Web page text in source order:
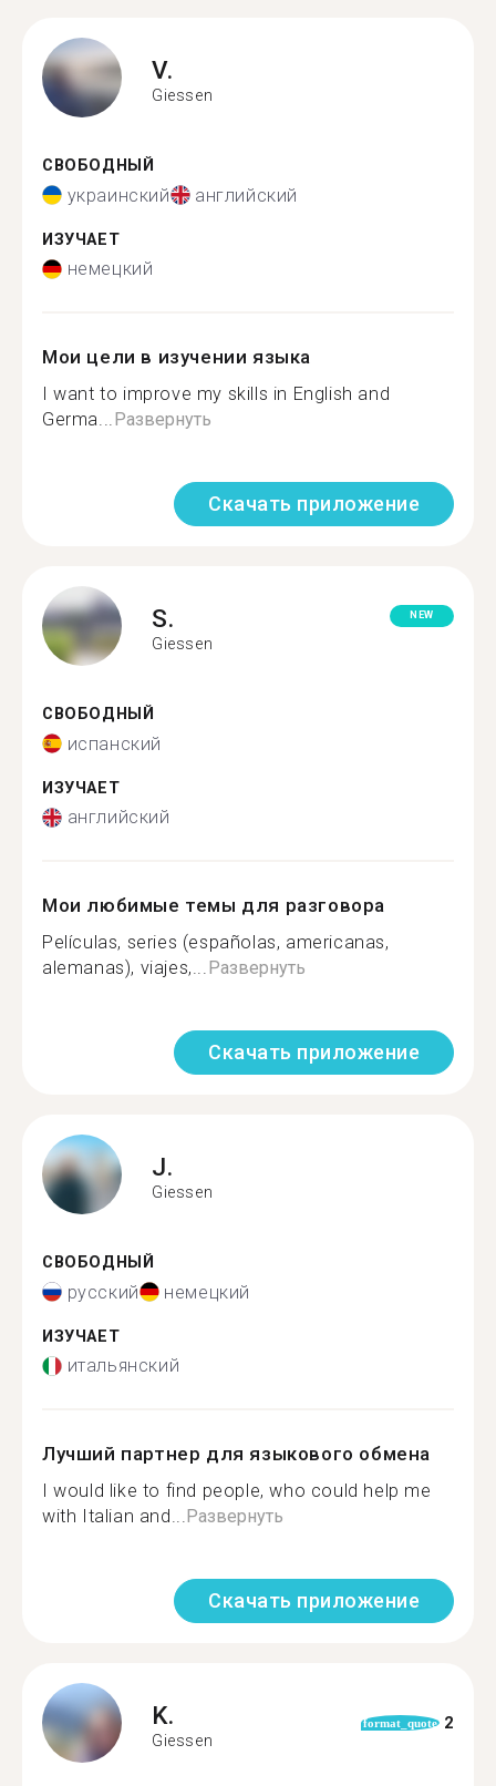
V.
Giessen
СВОБОДНЫЙ
украинский английский
ИЗУЧАЕТ
немецкий
Мои цели в изучении языка
I want to improve my skills in English and
Germa...Развернуть
Скачать приложение
S.
Giessen
NEW
СВОБОДНЫЙ
испанский
ИЗУЧАЕТ
английский
Мои любимые темы для разговора
Películas, series (españolas, americanas,
alemanas), viajes,...Развернуть
Скачать приложение
J.
Giessen
СВОБОДНЫЙ
русский немецкий
ИЗУЧАЕТ
итальянский
Лучший партнер для языкового обмена
I would like to find people, who could help me
with Italian and...Развернуть
Скачать приложение
K.
Giessen
format_quote 2